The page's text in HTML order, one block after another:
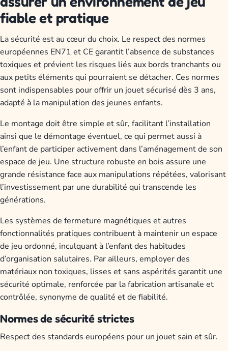
fiable et pratique
La sécurité est au cœur du choix. Le respect des normes
européennes EN71 et CE garantit l’absence de substances
toxiques et prévient les risques liés aux bords tranchants ou
aux petits éléments qui pourraient se détacher. Ces normes
sont indispensables pour offrir un jouet sécurisé dès 3 ans,
adapté à la manipulation des jeunes enfants.
Le montage doit être simple et sûr, facilitant l’installation
ainsi que le démontage éventuel, ce qui permet aussi à
l’enfant de participer activement dans l’aménagement de son
espace de jeu. Une structure robuste en bois assure une
grande résistance face aux manipulations répétées, valorisant
l’investissement par une durabilité qui transcende les
générations.
Les systèmes de fermeture magnétiques et autres
fonctionnalités pratiques contribuent à maintenir un espace
de jeu ordonné, inculquant à l’enfant des habitudes
d’organisation salutaires. Par ailleurs, employer des
matériaux non toxiques, lisses et sans aspérités garantit une
sécurité optimale, renforcée par la fabrication artisanale et
contrôlée, synonyme de qualité et de fiabilité.
Normes de sécurité strictes
Respect des standards européens pour un jouet sain et sûr.